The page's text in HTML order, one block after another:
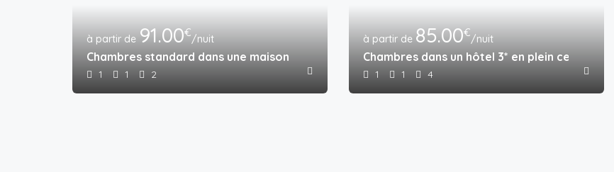
91.00€/nuit
Chambres standard dans une maison d’Américain du 19ème siècle reconvertie en hôtel 3*
1 1 2
85.00€/nuit
Chambres dans un hôtel 3* en plein centre-ville
1 1 4